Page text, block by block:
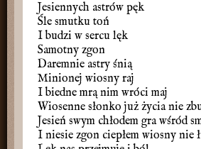
Jesiennych astrów pęk
Śle smutku toń
I budzi w sercu lęk
Samotny zgon
Daremnie astry śnią
Minionej wiosny raj
I biedne mrą nim wróci maj
Wiosenne słonko już życia nie
Jesień swym chłodem gra wśród
I niesie zgon ciepłem wiosny nie